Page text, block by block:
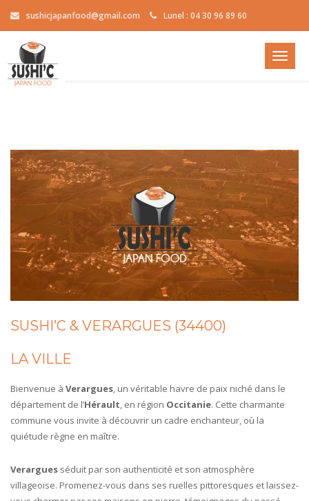
sushicjapanfood@gmail.com Lunel : 04 30 96 89 60
SUSHI’C & VERARGUES (34400)
LA VILLE
Bienvenue à Verargues, un véritable havre de paix niché dans le
département de l’Hérault, en région Occitanie. Cette charmante
commune vous invite à découvrir un cadre enchanteur, où la
quiétude règne en maître.
Verargues séduit par son authenticité et son atmosphère
villageoise. Promenez-vous dans ses ruelles pittoresques et laissez-